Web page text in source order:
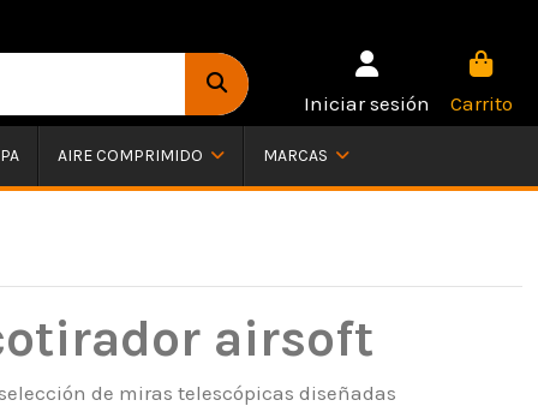
Iniciar sesión Carrito
AIRE COMPRIMIDO MARCAS
airsoft
de miras telescópicas diseñadas